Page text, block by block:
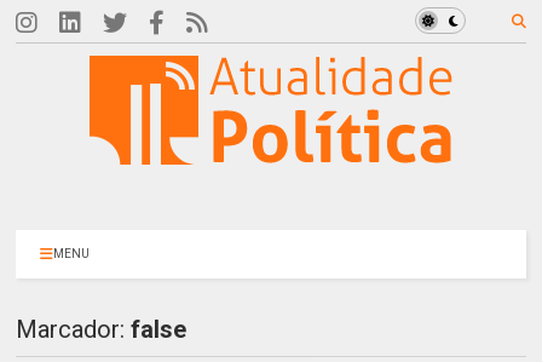
MENU
Marcador:false